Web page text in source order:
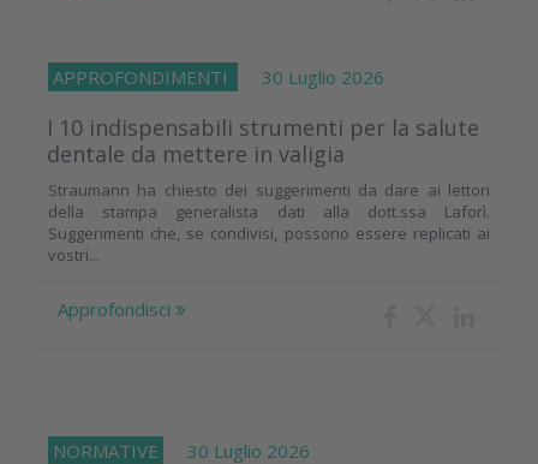
APPROFONDIMENTI 30 Luglio 2026
I 10 indispensabili strumenti per la salute
dentale da mettere in valigia
Straumann ha chiesto dei suggerimenti da dare ai lettori
della stampa generalista dati alla dott.ssa Laforì.
Suggerimenti che, se condivisi, possono essere replicati ai
vostri...
Approfondisci
NORMATIVE 30 Luglio 2026